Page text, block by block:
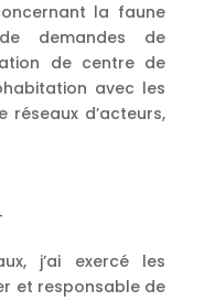
la faune
demandes de
de centre de
avec les
réseaux d’acteurs,
j’ai exercé les
et responsable de